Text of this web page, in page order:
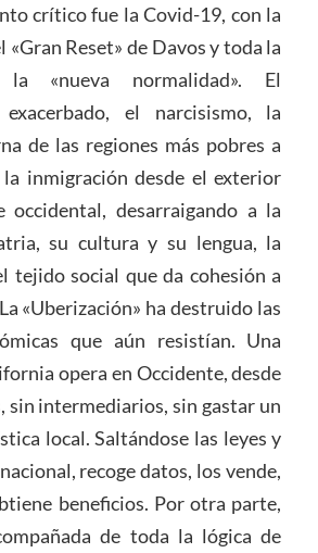
crítico fue la Covid-19, con la
Reset» de Davos y toda la
«nueva normalidad». El
exacerbado, el narcisismo, la
de las regiones más pobres a
inmigración desde el exterior
occidental, desarraigando a la
su cultura y su lengua, la
tejido social que da cohesión a
«Uberización» ha destruido las
que aún resistían. Una
opera en Occidente, desde
sin intermediarios, sin gastar un
local. Saltándose las leyes y
recoge datos, los vende,
beneficios. Por otra parte,
de toda la lógica de